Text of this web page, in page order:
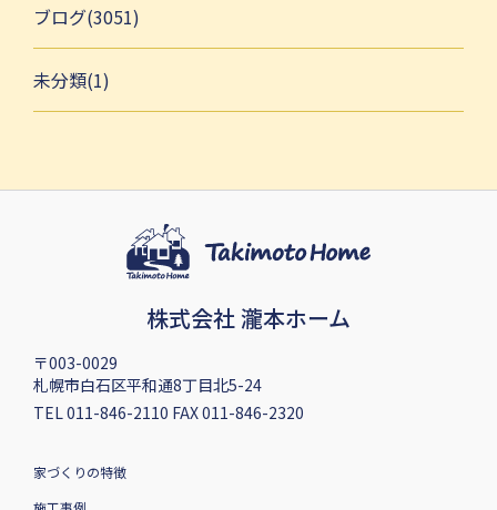
ブログ(3051)
未分類(1)
株式会社 瀧本ホーム
〒003-0029
札幌市白石区平和通8丁目北5-24
TEL 011-846-2110 FAX 011-846-2320
家づくりの特徴